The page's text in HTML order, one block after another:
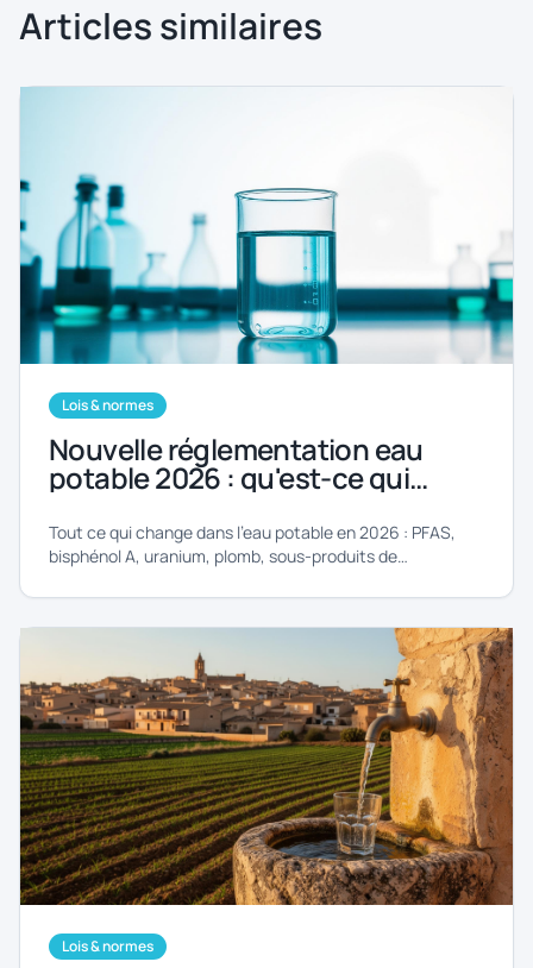
Articles similaires
Lois & normes
Nouvelle réglementation eau
potable 2026 : qu'est-ce qui
change dans votre robinet ?
Tout ce qui change dans l'eau potable en 2026 : PFAS,
bisphénol A, uranium, plomb, sous-produits de
Lois & normes